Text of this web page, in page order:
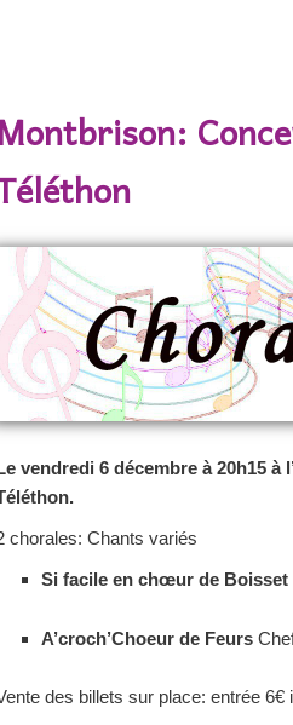
vendredi 6 décembre à 20h15
chorales: Chants variés
Si facile en chœur de Boisset
A’croch’Choeur de Feurs
des billets sur place: entrée